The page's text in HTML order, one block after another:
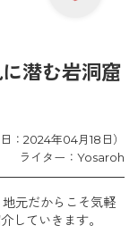
潜む岩洞窟
：2024年04月18日）
ライター：Yosaroh
元だからこそ気軽
していきます。